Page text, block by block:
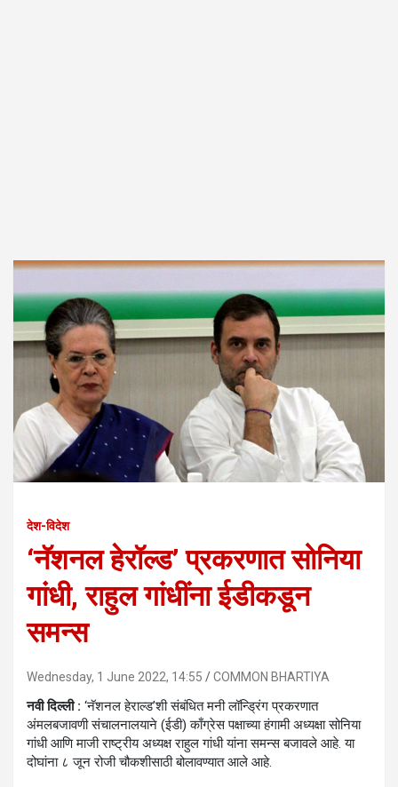
देश-विदेश
‘नॅशनल हेरॉल्ड’ प्रकरणात सोनिया
गांधी, राहुल गांधींना ईडीकडून
समन्स
Wednesday, 1 June 2022, 14:55 COMMON BHARTIYA
नवी दिल्ली : ‘नॅशनल हेराल्ड’शी संबंधित मनी लॉन्ड्रिंग प्रकरणात
अंमलबजावणी संचालनालयाने (ईडी) काँग्रेस पक्षाच्या हंगामी अध्यक्षा सोनिया
गांधी आणि माजी राष्ट्रीय अध्यक्ष राहुल गांधी यांना समन्स बजावले आहे. या
दोघांना ८ जून रोजी चौकशीसाठी बोलावण्यात आले आहे.